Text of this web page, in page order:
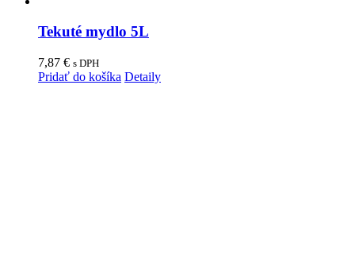
Tekuté mydlo 5L
7,87 € s DPH
Pridať do košíka Detaily